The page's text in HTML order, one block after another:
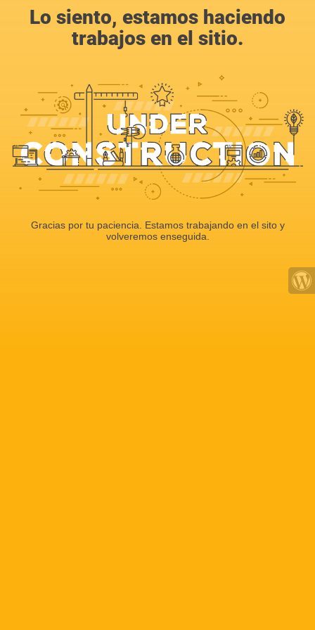
Lo siento, estamos haciendo
trabajos en el sitio.
Gracias por tu paciencia. Estamos trabajando en el sito y
volveremos enseguida.